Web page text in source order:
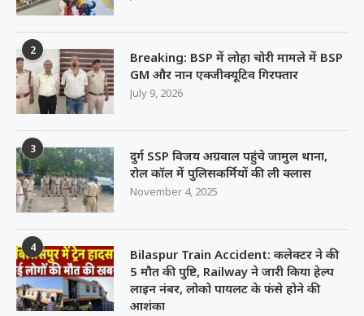
2
Breaking: BSP में लोहा चोरी मामले में BSP
GM और नान एक्जीक्यूटिव गिरफ्तार
July 9, 2026
3
दुर्ग SSP विजय अग्रवाल पहुंचे जामुल थाना,
रोल कॉल में पुलिसकर्मियों की ली क्लास
November 4, 2025
4
Bilaspur Train Accident: कलेक्टर ने की
5 मौत की पुष्टि, Railway ने जारी किया हेल्प
लाइन नंबर, लोको पायलट के फंसे होने की
आशंका